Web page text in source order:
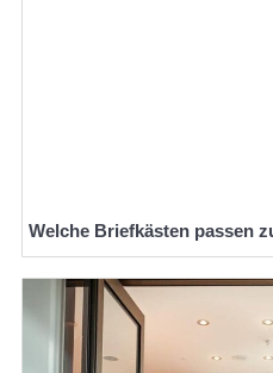
Welche Briefkästen passen